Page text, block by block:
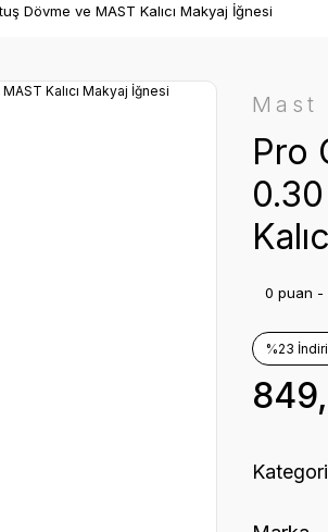
Dövme ve MAST Kalıcı Makyaj İğnesi
Mast
Pro
0 puan -
%23
Kategori